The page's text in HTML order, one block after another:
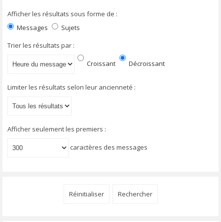
Afficher les résultats sous forme de :
Messages
Sujets
Trier les résultats par :
Croissant Décroissant
Limiter les résultats selon leur ancienneté :
Afficher seulement les premiers :
caractères des messages